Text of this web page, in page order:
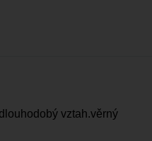
vztah.věrný